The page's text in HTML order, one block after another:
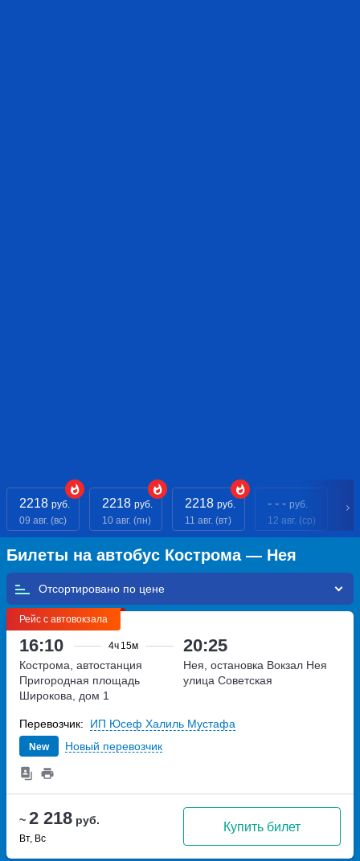
2218 руб.
09 авг. (вс)
2218 руб.
10 авг. (пн)
2218 руб.
11 авг. (вт)
- - - руб.
12 авг. (ср)
Билеты на автобус Кострома — Нея
Отсортировано по
Рейс с автовокзала
16:10 4ч 15м 20:25
~ 2 218 руб.
Вт, Вс
Купить билет
Кострома, автостанция
Пригородная площадь
Широкова, дом 1
Нея, остановка Вокзал Нея
улица Советская
New Новый перевозчик
Перевозчик: ИП Юсеф Халиль Мустафа